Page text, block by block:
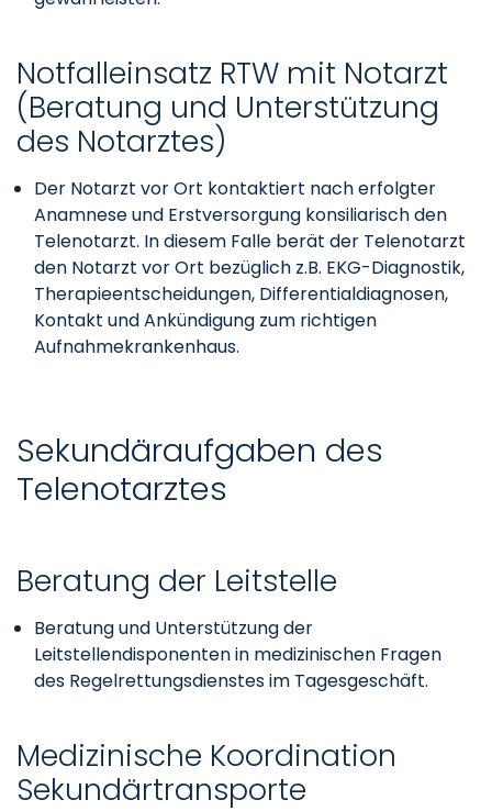
Notfalleinsatz RTW mit Notarzt
(Beratung und Unterstützung
des Notarztes)
Der Notarzt vor Ort kontaktiert nach erfolgter
Anamnese und Erstversorgung konsiliarisch den
Telenotarzt. In diesem Falle berät der Telenotarzt
den Notarzt vor Ort bezüglich z.B. EKG-Diagnostik,
Therapieentscheidungen, Differentialdiagnosen,
Kontakt und Ankündigung zum richtigen
Aufnahmekrankenhaus.
Sekundäraufgaben des
Telenotarztes
Beratung der Leitstelle
Beratung und Unterstützung der
Leitstellendisponenten in medizinischen Fragen
des Regelrettungsdienstes im Tagesgeschäft.
Medizinische Koordination
Sekundärtransporte